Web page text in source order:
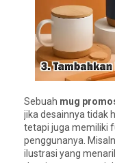
Sebuah mug
jika desainnya tidak
tetapi juga memiliki
penggunanya.
ilustrasi yang